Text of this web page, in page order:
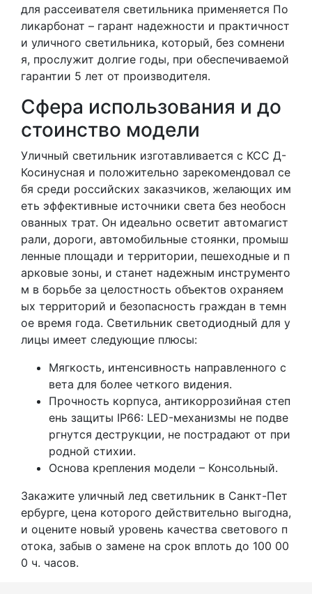
для рассеивателя светильника применяется По
ликарбонат – гарант надежности и практичност
и уличного светильника, который, без сомнени
я, прослужит долгие годы, при обеспечиваемой
гарантии 5 лет от производителя.
Сфера использования и до
стоинство модели
Уличный светильник изготавливается с КСС Д-
Косинусная и положительно зарекомендовал се
бя среди российских заказчиков, желающих им
еть эффективные источники света без необосн
ованных трат. Он идеально осветит автомагист
рали, дороги, автомобильные стоянки, промыш
ленные площади и территории, пешеходные и п
арковые зоны, и станет надежным инструменто
м в борьбе за целостность объектов охраняем
ых территорий и безопасность граждан в темн
ое время года. Светильник светодиодный для у
лицы имеет следующие плюсы:
Мягкость, интенсивность направленного с
вета для более четкого видения.
Прочность корпуса, антикоррозийная степ
ень защиты IP66: LЕD-механизмы не подве
ргнутся деструкции, не пострадают от при
родной стихии.
Основа крепления модели – Консольный.
Закажите уличный лед светильник в Санкт-Пет
ербурге, цена которого действительно выгодна,
и оцените новый уровень качества светового п
отока, забыв о замене на срок вплоть до 100 00
0 ч. часов.